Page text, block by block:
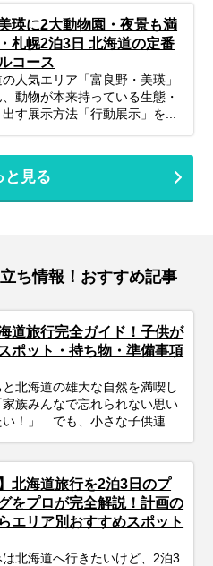
瑛に2大動物園・夜景も満
札幌2泊3日 北海道の定番
コース
人気エリア「富良野・美瑛」
動物が本来持っている生態・
す展示方法「行動展示」を...
と見る
ち情報！おすすめ記事
道旅行完全ガイド！子供が
ポット・持ち物・準備事項
と北海道の雄大な自然を満喫し
族みんなで忘れられない思い
い！」…でも、小さな子供連れ
子連れ北海道旅行は最高の体
。 この記事では、子連れファ
道旅行を思いっきり楽しむた
立て方の基本から、子供が絶
すめスポット＆アクティビテ
北海道旅行を2泊3日のプ
をプロが完全解説！計画の
エリア別おすすめスポット
は北海道へ行きたいけど、2泊3